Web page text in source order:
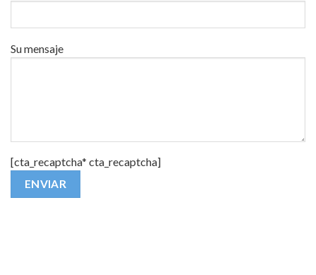
Su mensaje
[cta_recaptcha* cta_recaptcha]